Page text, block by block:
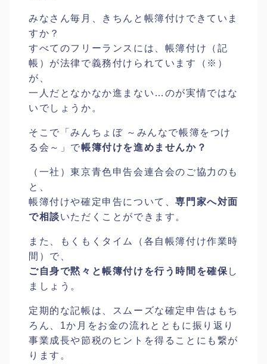
みなさん毎月、きちんと帳簿付けできていま
すか？
すべてのフリーランスには、帳簿付け（記
帳）が法律で義務付けられています（※）
が、
一人だとなかなか進まない…のが実情ではな
いでしょうか。
そこで「みんちょぼ ～みんなで帳簿をつけ
る会～」で帳簿付けを進めませんか？
（一社）東京青色申告会連合会のご協力のも
と、
帳簿付けや確定申告について、専門家へ対面
で相談いただくことができます。
また、もくもくタイム（各自帳簿付け作業時
間）で、
ご自身で黙々と帳簿付けを行う時間を確保し
ましょう。
定期的な記帳は、スムーズな確定申告はもち
ろん、1か月をお金の流れとともに振り返り
事業成長や節税のヒントを得ることにも繋が
ります。